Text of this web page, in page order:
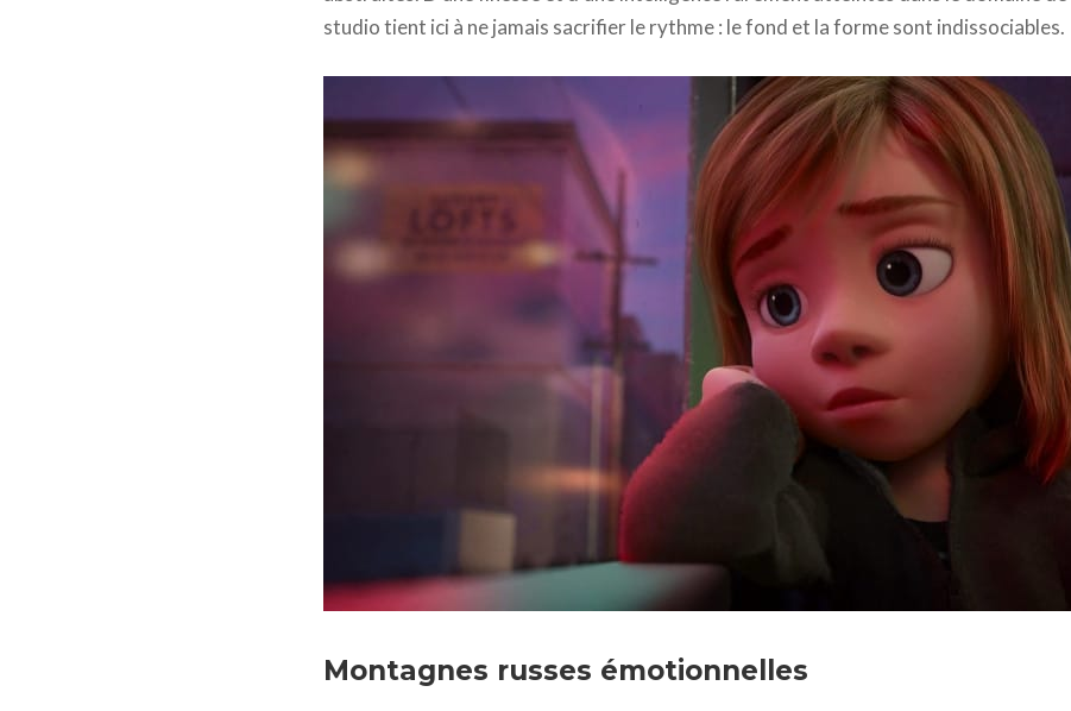
studio tient ici à ne jamais sacrifier le rythme : le fond et la forme sont indissociables.
Montagnes russes émotionnelles